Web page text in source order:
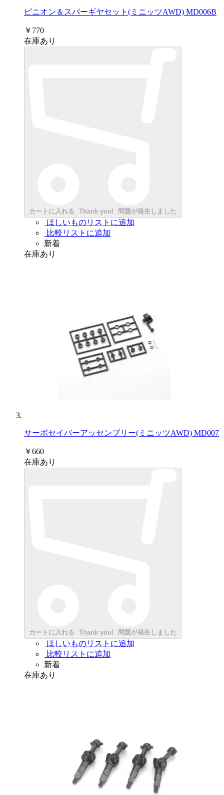
ピニオン＆スパーギヤセット(ミニッツAWD) MD006B
￥770
在庫あり
カートに入れる Thank you! 問題が発生しました
ほしいものリストに追加
比較リストに追加
新着
在庫あり
サーボセイバーアッセンブリー(ミニッツAWD) MD007
￥660
在庫あり
カートに入れる Thank you! 問題が発生しました
ほしいものリストに追加
比較リストに追加
新着
在庫あり